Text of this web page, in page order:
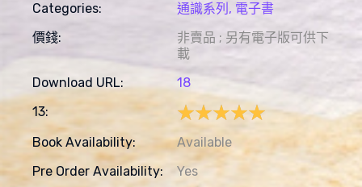
Categories:
通識系列, 電子書
價錢:
非賣品 ; 另有電子版可供下
載
Download URL:
18
13:
★★★★★
★★★★★
Book Availability:
Available
Pre Order Availability:
Yes